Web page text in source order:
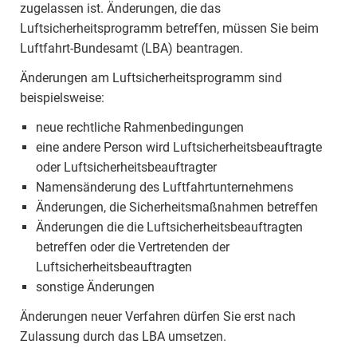
zugelassen ist. Änderungen, die das
Luftsicherheitsprogramm betreffen, müssen Sie beim
Luftfahrt-Bundesamt (LBA) beantragen.
Änderungen am Luftsicherheitsprogramm sind
beispielsweise:
neue rechtliche Rahmenbedingungen
eine andere Person wird Luftsicherheitsbeauftragte
oder Luftsicherheitsbeauftragter
Namensänderung des Luftfahrtunternehmens
Änderungen, die Sicherheitsmaßnahmen betreffen
Änderungen die die Luftsicherheitsbeauftragten
betreffen oder die Vertretenden der
Luftsicherheitsbeauftragten
sonstige Änderungen
Änderungen neuer Verfahren dürfen Sie erst nach
Zulassung durch das LBA umsetzen.